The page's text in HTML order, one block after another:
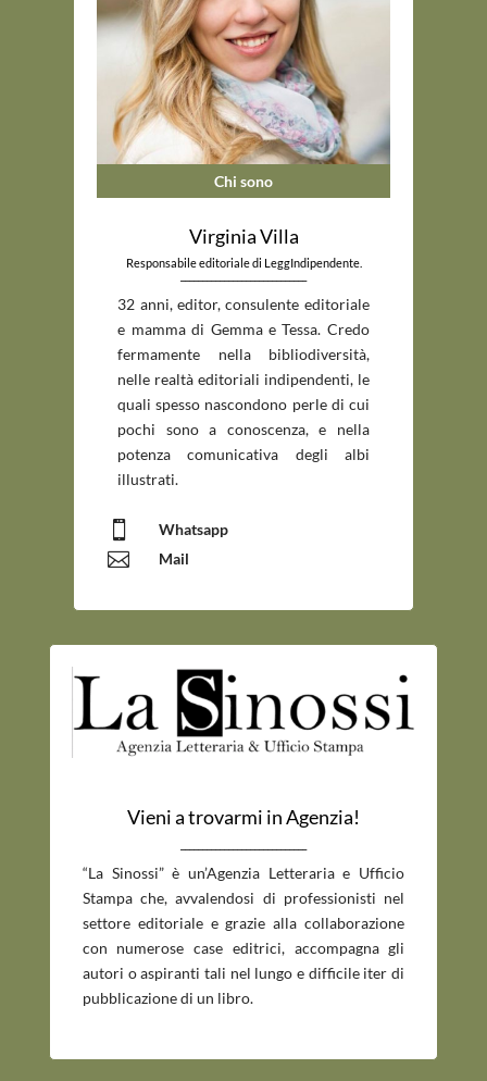
Chi sono
Virginia Villa
Responsabile editoriale di LeggIndipendente.
_____________________________
32 anni, editor, consulente editoriale
e mamma di Gemma e Tessa. Credo
fermamente nella bibliodiversità,
nelle realtà editoriali indipendenti, le
quali spesso nascondono perle di cui
pochi sono a conoscenza, e nella
potenza comunicativa degli albi
illustrati.
 Whatsapp
 Mail
Vieni a trovarmi in Agenzia!
“La Sinossi” è un’Agenzia Letteraria e Ufficio
Stampa che, avvalendosi di professionisti nel
settore editoriale e grazie alla collaborazione
con numerose case editrici, accompagna gli
autori o aspiranti tali nel lungo e difficile iter di
pubblicazione di un libro.